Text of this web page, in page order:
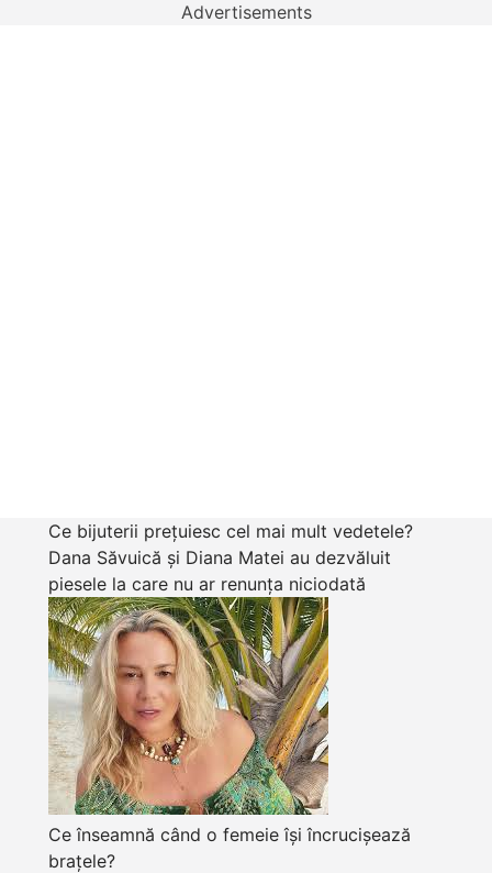
Advertisements
Ce bijuterii prețuiesc cel mai mult vedetele?
Dana Săvuică și Diana Matei au dezvăluit
piesele la care nu ar renunța niciodată
Ce înseamnă când o femeie își încrucișează
brațele?